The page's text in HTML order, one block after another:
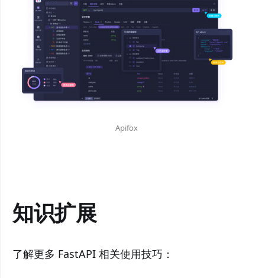
Apifox
知识扩展
了解更多 FastAPI 相关使用技巧：